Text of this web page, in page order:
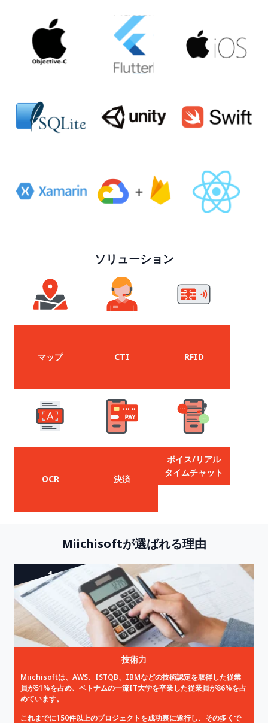
ソリューション
マップ CTI RFID
OCR 決済
ボイス/リアル
タイムチャット
Miichisoftが選ばれる理由
1
技術力
Miichisoftは、AWS、ISTQB、IBMなどの技術認定を取得した従業
員が51%を占め、ベトナムの一流IT大学を卒業した従業員が86%を占
めています。
これまでに150件以上のプロジェクトを成功裏に遂行し、その多くで